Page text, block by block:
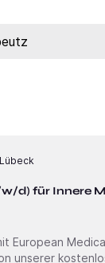
Lübeck
d) für Innere
European
unserer